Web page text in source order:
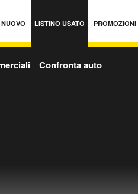
LISTINO USATO PROMOZIONI
Confronta auto